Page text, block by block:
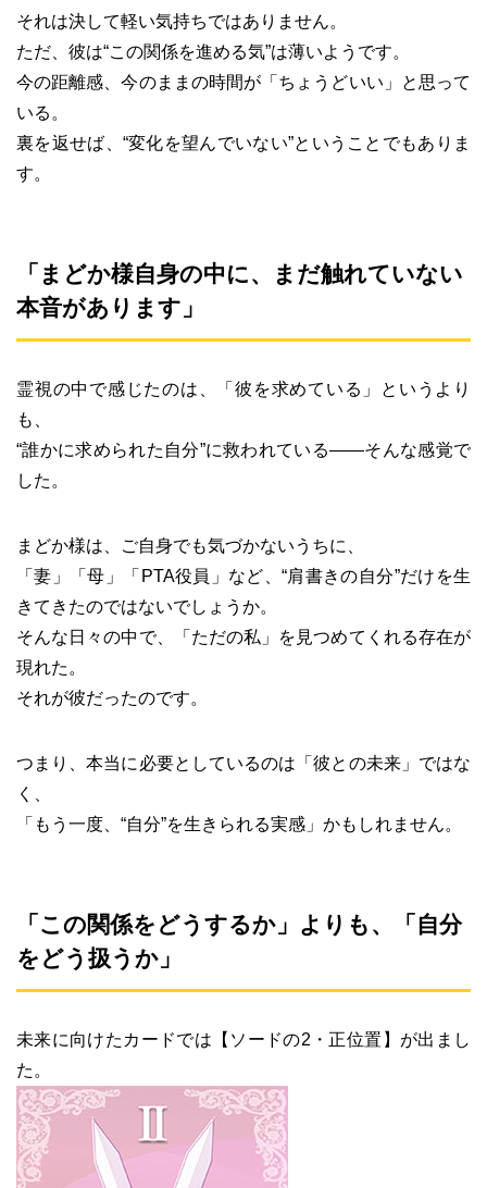
それは決して軽い気持ちではありません。
ただ、彼は“この関係を進める気”は薄いようです。
今の距離感、今のままの時間が「ちょうどいい」と思って
いる。
裏を返せば、“変化を望んでいない”ということでもありま
す。
「まどか様自身の中に、まだ触れていない
本音があります」
霊視の中で感じたのは、「彼を求めている」というより
も、
“誰かに求められた自分”に救われている――そんな感覚で
した。
まどか様は、ご自身でも気づかないうちに、
「妻」「母」「PTA役員」など、“肩書きの自分”だけを生
きてきたのではないでしょうか。
そんな日々の中で、「ただの私」を見つめてくれる存在が
現れた。
それが彼だったのです。
つまり、本当に必要としているのは「彼との未来」ではな
く、
「もう一度、“自分”を生きられる実感」かもしれません。
「この関係をどうするか」よりも、「自分
をどう扱うか」
未来に向けたカードでは【ソードの2・正位置】が出まし
た。